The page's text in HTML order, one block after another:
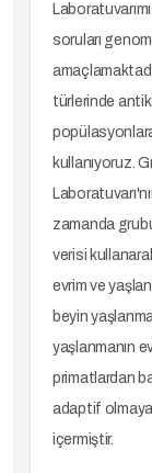
soruları
türlerinde
kullanıyoruz.
zamanda
verisi
evrim ve
beyin
yaşlanmanın
primatlardan
adaptif
içermiştir.